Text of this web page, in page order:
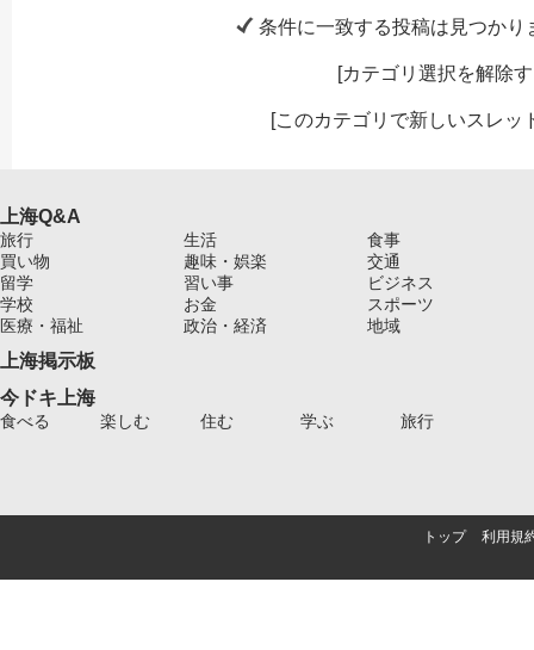
条件に一致する投稿は見つかり
[カテゴリ選択を解除
[このカテゴリで新しいスレッ
上海Q&A
旅行 生活
食事
買い物
趣味・娯楽
交通
留学
習い事
ビジネス
学校
お金
スポーツ
医療・福祉
政治・経済 地域
上海掲示板
今ドキ上海
食べる 楽しむ 住む 学ぶ 旅行
トップ 利用規